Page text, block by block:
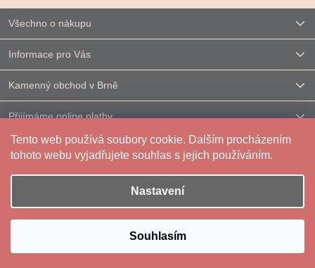
Tento web používá soubory cookie. Dalším procházením
tohoto webu vyjadřujete souhlas s jejich používáním.
Nastavení
Souhlasím
Všechno o nákupu
Informace pro Vás
Kamenný obchod v Brně
Přijímáme online platby
Kontakt
Vytvořil Shoptet|Upravilo
Reparáda. Všechna práva vyhrazena.